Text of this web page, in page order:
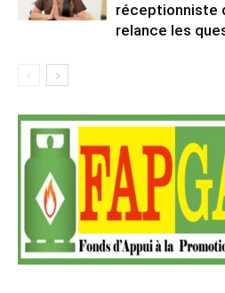
réceptionniste
relance les